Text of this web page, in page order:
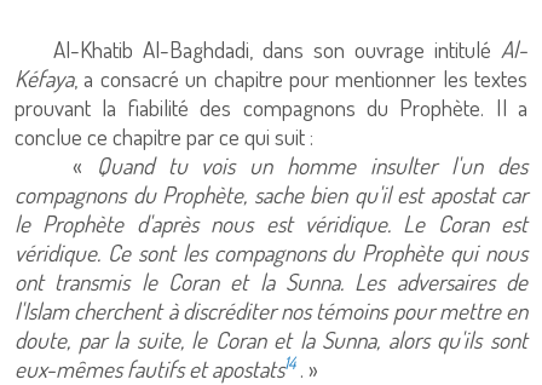
Al-Khatib Al-Baghdadi, dans son ouvrage intitulé Al-
Kéfaya, a consacré un chapitre pour mentionner les textes
prouvant la fiabilité des compagnons du Prophète. Il a
conclue ce chapitre par ce qui suit :
« Quand tu vois un homme insulter l'un des
compagnons du Prophète, sache bien qu'il est apostat car
le Prophète d'après nous est véridique. Le Coran est
véridique. Ce sont les compagnons du Prophète qui nous
ont transmis le Coran et la Sunna. Les adversaires de
l'Islam cherchent à discréditer nos témoins pour mettre en
doute, par la suite, le Coran et la Sunna, alors qu'ils sont
eux-mêmes fautifs et apostats14 . »